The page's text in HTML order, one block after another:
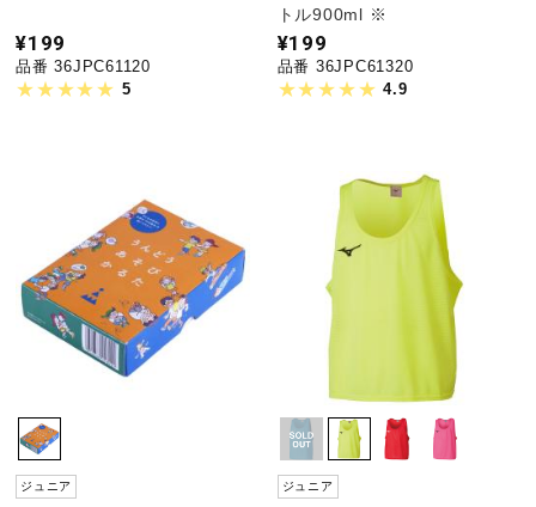
¥199
品番 36JPC61120
5
トル900ml ※
¥199
品番 36JPC61320
4.9
ジュニア ジュニア